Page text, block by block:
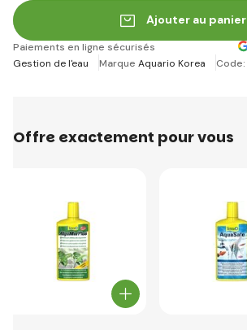
Ajouter au panier
Paiements en ligne sécurisés
Gestion de l'eau
Marque Aquario Korea Code:
Offre exactement pour vous